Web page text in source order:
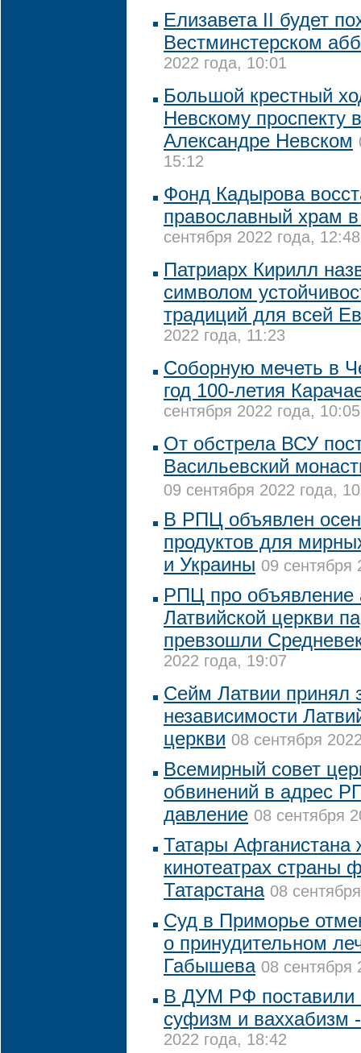
Елизавета II будет
Вестминстерском
2022 года, 10:01
Большой крестный
Невскому проспекту
Александре Невском
15:12
Фонд Кадырова
православный храм
сентября 2022 года, 12:48
Патриарх Кирилл
символом
традиций для всей
2022 года, 11:23
Соборную мечеть в
год 100-летия
сентября 2022 года, 10:05
От обстрела ВСУ
Васильевский
09 сентября 2022 года,
В РПЦ объявлен
продуктов для
и Украины 09 сентября
РПЦ про объявление
Латвийской церкви
превзошли
2022 года, 19:07
Сейм Латвии принял
независимости
церкви 08 сентября
Всемирный совет
обвинений в адрес
давление 08 сентября
Татары Афганистана
кинотеатрах страны
Татарстана 08
Суд в Приморье
о принудительном
Габышева 08 сентября
В ДУМ РФ поставили
суфизм и ваххабизм -
2022 года, 18:42